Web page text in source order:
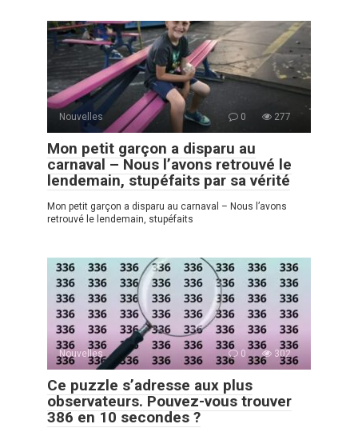
Nouvelles 0 277
Mon petit garçon a disparu au
carnaval – Nous l’avons retrouvé le
lendemain, stupéfaits par sa vérité
Mon petit garçon a disparu au carnaval – Nous l’avons
retrouvé le lendemain, stupéfaits
Nouvelles 0 302
Ce puzzle s’adresse aux plus
observateurs. Pouvez-vous trouver
386 en 10 secondes ?